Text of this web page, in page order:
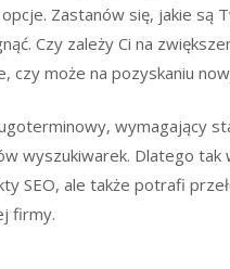
Zastanów się, jakie są
Czy zależy Ci na
czy może na pozyskaniu
wymagający
wyszukiwarek. Dlatego
SEO, ale także potrafi
firmy.